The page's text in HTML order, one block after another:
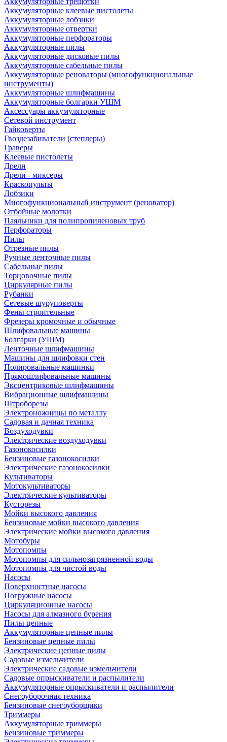
Аккумуляторные клеевые пистолеты
Аккумуляторные лобзики
Аккумуляторные отвертки
Аккумуляторные перфораторы
Аккумуляторные пилы
Аккумуляторные дисковые пилы
Аккумуляторные сабельные пилы
Аккумуляторные реноваторы (многофункциональные
инструменты)
Аккумуляторные шлифмашины
Аккумуляторные болгарки УШМ
Аксессуары аккумуляторные
Сетевой инструмент
Гайковерты
Гвоздезабиватели (степлеры)
Граверы
Клеевые пистолеты
Дрели
Дрели - миксеры
Краскопульты
Лобзики
Многофункциональный инструмент (реноватор)
Отбойные молотки
Паяльники для полипропиленовых труб
Перфораторы
Пилы
Отрезные пилы
Ручные ленточные пилы
Сабельные пилы
Торцовочные пилы
Циркулярные пилы
Рубанки
Сетевые шуруповерты
Фены строительные
Фрезеры кромочные и обычные
Шлифовальные машины
Болгарки (УШМ)
Ленточные шлифмашины
Машины для шлифовки стен
Полировальные машинки
Прямошлифовальные машины
Эксцентриковые шлифмашины
Вибрационные шлифмашины
Штроборезы
Электроножницы по металлу
Садовая и дачная техника
Воздуходувки
Электрические воздуходувки
Газонокосилки
Бензиновые газонокосилки
Электрические газонокосилки
Культиваторы
Мотокультиваторы
Электрические культиваторы
Кусторезы
Мойки высокого давления
Бензиновые мойки высокого давления
Электрические мойки высокого давления
Мотобуры
Мотопомпы
Мотопомпы для сильнозагрязненной воды
Мотопомпы для чистой воды
Насосы
Поверхностные насосы
Погружные насосы
Циркуляционные насосы
Насосы для алмазного бурения
Пилы цепные
Аккумуляторные цепные пилы
Бензиновые цепные пилы
Электрические цепные пилы
Садовые измельчители
Электрические садовые измельчители
Садовые опрыскиватели и распылители
Аккумуляторные опрыскиватели и распылители
Снегоуборочная техника
Бензиновые снегоуборщики
Триммеры
Аккумуляторные триммеры
Бензиновые триммеры